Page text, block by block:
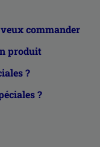
commander
produit
?
?